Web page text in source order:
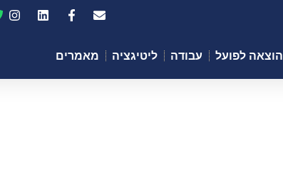
הוצאה לפועל עבודה ליטיגציה מאמרים